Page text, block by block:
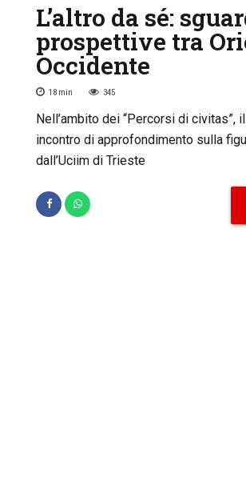
L’altro da sé:
prospettive tra
Occidente
18 min 345
Nell’ambito dei “Percorsi di civitas”,
incontro di approfondimento sulla
dall’Uciim di Trieste